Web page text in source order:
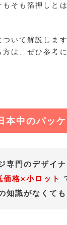
そも箔押しと
いて解説しま
は、ぜひ参考
本中のパッ
専門のデザイ
価格×小ロット
知識がなくても